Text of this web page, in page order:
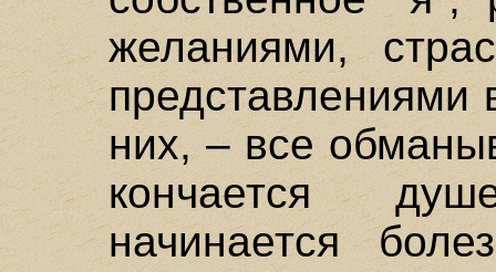
желаниями,
представлениями
них, – все
кончается
начинается